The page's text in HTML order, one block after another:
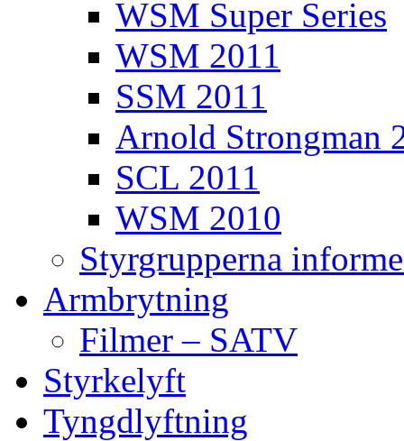
WSM Super Series
WSM 2011
SSM 2011
Arnold Strongman
SCL 2011
WSM 2010
Styrgrupperna
Armbrytning
Filmer – SATV
Styrkelyft
Tyngdlyftning